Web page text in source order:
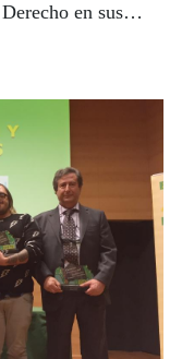
en sus
de la
de la
segunda de la
No le interesa
del mundo
Es una
del corazón